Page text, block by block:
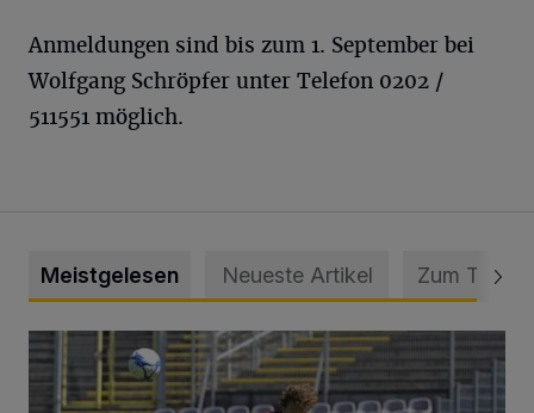
Anmeldungen sind bis zum 1. September bei
Wolfgang Schröpfer unter Telefon 0202 /
511551 möglich.
Meistgelesen Neueste Artikel Zum Thema
WSV: Übertragung im Barmer Bahnhof und klare Ansage